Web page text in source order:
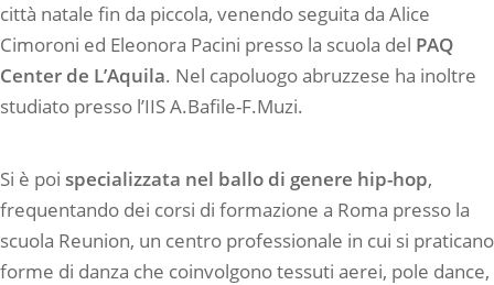
città natale fin da piccola, venendo seguita da Alice
Cimoroni ed Eleonora Pacini presso la scuola del PAQ
Center de L’Aquila. Nel capoluogo abruzzese ha inoltre
studiato presso l’IIS A.Bafile-F.Muzi.
Si è poi specializzata nel ballo di genere hip-hop,
frequentando dei corsi di formazione a Roma presso la
scuola Reunion, un centro professionale in cui si praticano
forme di danza che coinvolgono tessuti aerei, pole dance,